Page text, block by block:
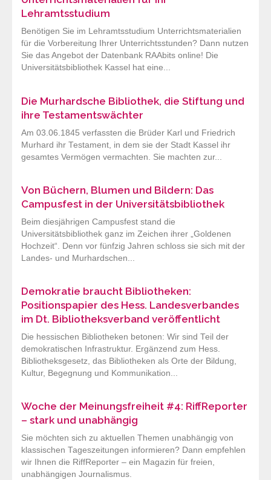
Lehramtsstudium
Benötigen Sie im Lehramtsstudium Unterrichtsmaterialien
für die Vorbereitung Ihrer Unterrichtsstunden? Dann nutzen
Sie das Angebot der Datenbank RAAbits online! Die
Universitätsbibliothek Kassel hat eine...
Die Murhardsche Bibliothek, die Stiftung und
ihre Testamentswächter
Am 03.06.1845 verfassten die Brüder Karl und Friedrich
Murhard ihr Testament, in dem sie der Stadt Kassel ihr
gesamtes Vermögen vermachten. Sie machten zur...
Von Büchern, Blumen und Bildern: Das
Campusfest in der Universitätsbibliothek
Beim diesjährigen Campusfest stand die
Universitätsbibliothek ganz im Zeichen ihrer „Goldenen
Hochzeit“. Denn vor fünfzig Jahren schloss sie sich mit der
Landes- und Murhardschen...
Demokratie braucht Bibliotheken:
Positionspapier des Hess. Landesverbandes
im Dt. Bibliotheksverband veröffentlicht
Die hessischen Bibliotheken betonen: Wir sind Teil der
demokratischen Infrastruktur. Ergänzend zum Hess.
Bibliotheksgesetz, das Bibliotheken als Orte der Bildung,
Kultur, Begegnung und Kommunikation...
Woche der Meinungsfreiheit #4: RiffReporter
– stark und unabhängig
Sie möchten sich zu aktuellen Themen unabhängig von
klassischen Tageszeitungen informieren? Dann empfehlen
wir Ihnen die RiffReporter – ein Magazin für freien,
unabhängigen Journalismus.